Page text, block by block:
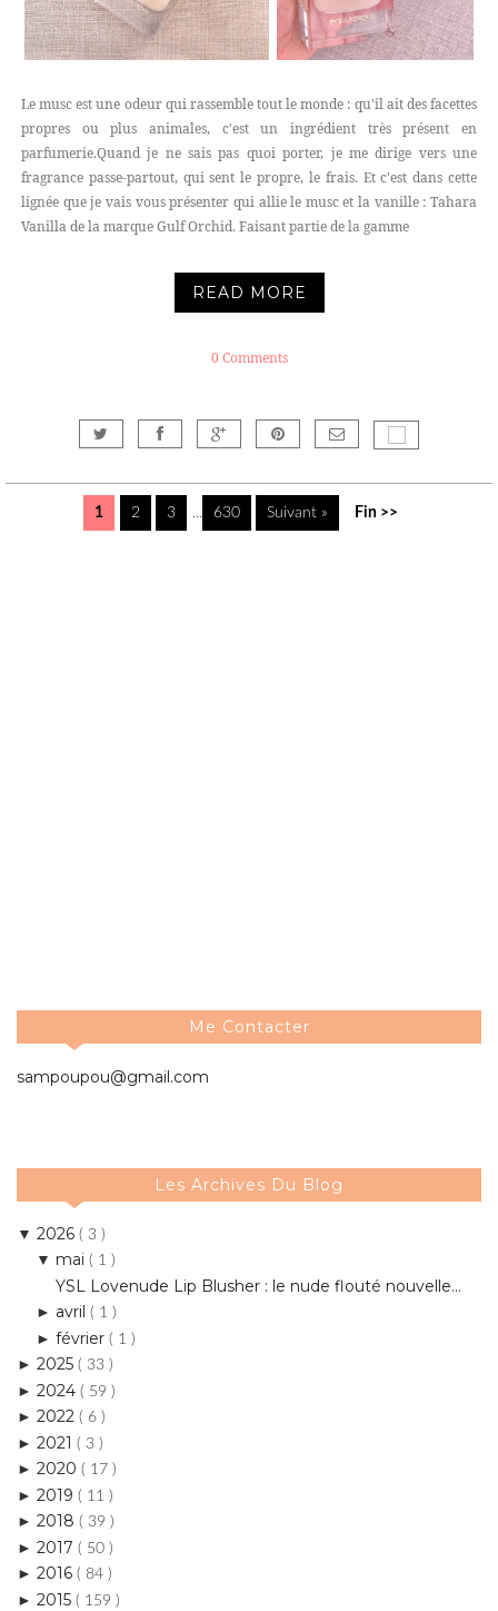
Le musc est une odeur qui rassemble tout le monde : qu'il ait des facettes
propres ou plus animales, c'est un ingrédient très présent en
parfumerie.Quand je ne sais pas quoi porter, je me dirige vers une
fragrance passe-partout, qui sent le propre, le frais. Et c'est dans cette
lignée que je vais vous présenter qui allie le musc et la vanille : Tahara
Vanilla de la marque Gulf Orchid. Faisant partie de la gamme
READ MORE
0 Comments
1 2 3 ... 630 Suivant » Fin >>
Me Contacter
sampoupou@gmail.com
Les Archives Du Blog
▼ 2026 ( 3 )
▼ mai ( 1 )
YSL Lovenude Lip Blusher : le nude flouté nouvelle...
► avril ( 1 )
► février ( 1 )
► 2025 ( 33 )
► 2024 ( 59 )
► 2022 ( 6 )
► 2021 ( 3 )
► 2020 ( 17 )
► 2019 ( 11 )
► 2018 ( 39 )
► 2017 ( 50 )
► 2016 ( 84 )
► 2015 ( 159 )